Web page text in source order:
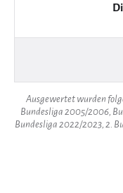
Ausgewertet wurden
Bundesliga 2005/2006,
Bundesliga 2022/2023, 2.